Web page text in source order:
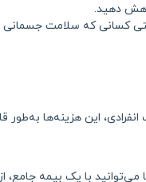
دهید.
کسانی که سلامت جسمانی
این هزینه‌ها
با یک بیمه